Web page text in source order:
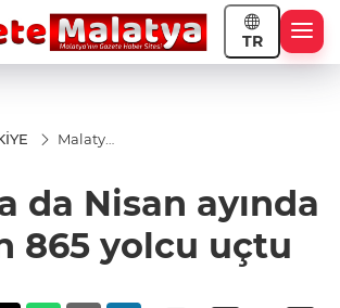
TR
Malatya
ayında
60 bin
yolcu
uçtu
da Nisan ayında
865 yolcu uçtu